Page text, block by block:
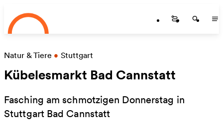
Zum Hauptinhalt springen
Startseite
Natur & Tiere • Stuttgart
Kübelesmarkt Bad Cannstatt
Fasching am schmotzigen Donnerstag in
Stuttgart Bad Cannstatt